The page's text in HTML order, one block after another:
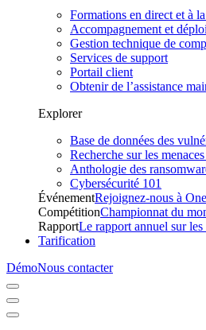
Formations en direct et à
Accompagnement et
Gestion technique de
Services de support
Portail client
Obtenir de l’assistance
Explorer
Base de données des
Recherche sur les
Anthologie des
Cybersécurité 101
ÉvénementRejoignez-nous à
CompétitionChampionnat du
RapportLe rapport annuel sur
Tarification
DémoNous contacter